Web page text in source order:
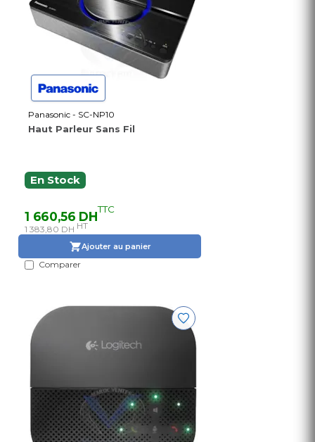
Panasonic - SC-NP10
Haut Parleur Sans Fil
En Stock
1 660,56 DHTTC
1 383,80 DH HT
Ajouter au panier
Comparer